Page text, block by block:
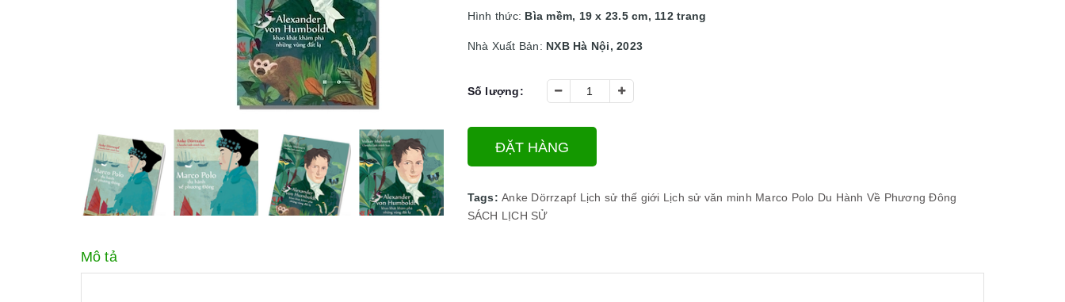
Hình thức: Bìa mềm, 19 x 23.5 cm, 112 trang
Nhà Xuất Bản: NXB Hà Nội, 2023
Số lượng:
ĐẶT HÀNG
Tags: Anke Dörrzapf Lịch sử thế giới Lịch sử văn minh Marco Polo Du Hành Về Phương Đông
SÁCH LỊCH SỬ
Mô tả